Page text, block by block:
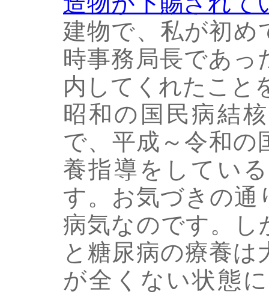
建物で、私が初め
時事務局長であっ
内してくれたこと
昭和の国民病結
で、平成～令和の
養指導をしてい
す。お気づきの通
病気なのです。し
と糖尿病の療養
が全くない状態